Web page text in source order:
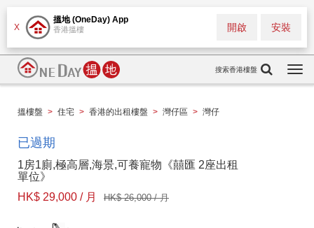
X
搵地 (OneDay) App
香港搵樓 安裝
開啟
搜索香港樓盤
搵樓盤 > 住宅 > 香港的出租樓盤 > 灣仔區 > 灣仔
已過期
1房1廁,極高層,海景,可養寵物《囍匯 2座出租
單位》
HK$ 29,000 / 月
HK$ 26,000 / 月